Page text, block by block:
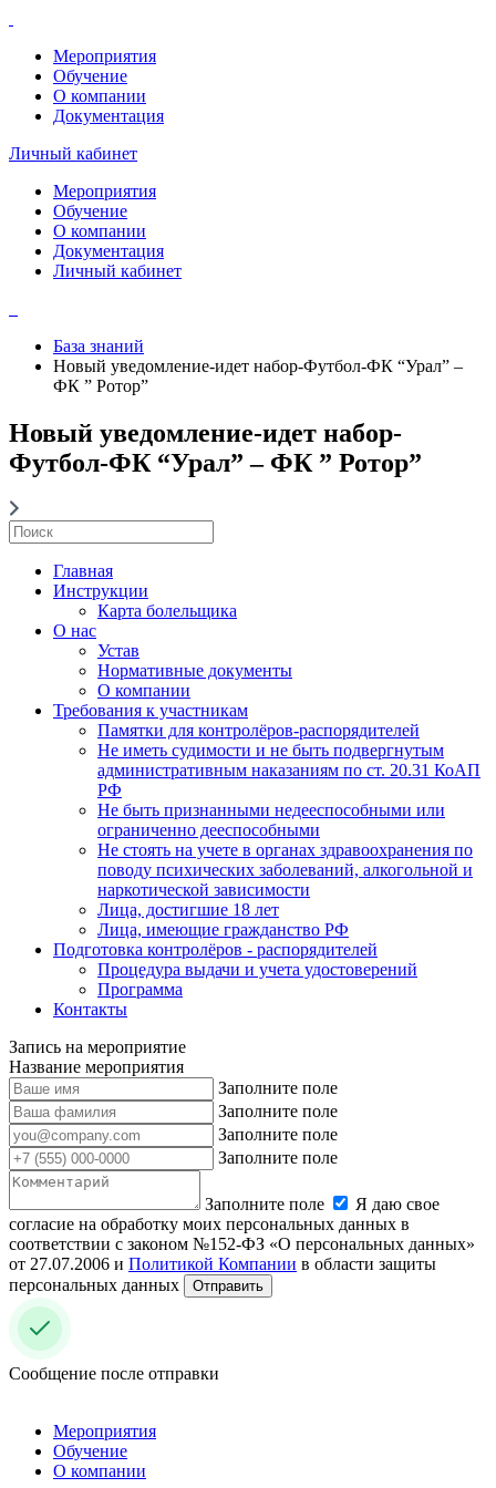
Мероприятия
Обучение
О компании
Документация
Личный кабинет
Мероприятия
Обучение
О компании
Документация
Личный кабинет
База знаний
Новый уведомление-идет набор-Футбол-ФК “Урал” –
ФК ” Ротор”
Новый уведомление-идет набор-
Футбол-ФК “Урал” – ФК ” Ротор”
Главная
Инструкции
Карта болельщика
О нас
Устав
Нормативные документы
О компании
Требования к участникам
Памятки для контролёров-распорядителей
Не иметь судимости и не быть подвергнутым
административным наказаниям по ст. 20.31 КоАП
РФ
Не быть признанными недееспособными или
ограниченно дееспособными
Не стоять на учете в органах здравоохранения по
поводу психических заболеваний, алкогольной и
наркотической зависимости
Лица, достигшие 18 лет
Лица, имеющие гражданство РФ
Подготовка контролёров - распорядителей
Процедура выдачи и учета удостоверений
Программа
Контакты
Запись на мероприятие
Название мероприятия
Заполните поле
Заполните поле
Заполните поле
Заполните поле
Заполните поле
Я даю свое
согласие на обработку моих персональных данных в
соответствии с законом №152-ФЗ «О персональных данных»
от 27.07.2006 и Политикой Компании в области защиты
персональных данных
Отправить
Сообщение после отправки
Мероприятия
Обучение
О компании